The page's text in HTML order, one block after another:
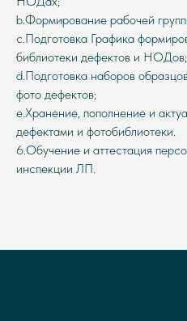
b.Формирование рабочей
c.Подготовка Графика
библиотеки дефектов и НОДов;
d.Подготовка наборов
фото дефектов;
e.Хранение, пополнение и
дефектами и фотобиблиотеки.
6.Обучение и аттестация
инспекции ЛП.